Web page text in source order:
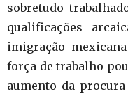
sobretudo
qualificações
imigração
força de trabalho
aumento da